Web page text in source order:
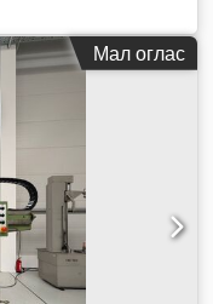
Мал оглас